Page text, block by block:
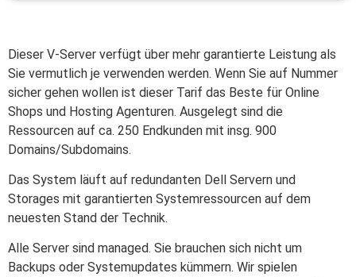
Dieser V-Server verfügt über mehr garantierte Leistung als
Sie vermutlich je verwenden werden. Wenn Sie auf Nummer
sicher gehen wollen ist dieser Tarif das Beste für Online
Shops und Hosting Agenturen. Ausgelegt sind die
Ressourcen auf ca. 250 Endkunden mit insg. 900
Domains/Subdomains.
Das System läuft auf redundanten Dell Servern und
Storages mit garantierten Systemressourcen auf dem
neuesten Stand der Technik.
Alle Server sind managed. Sie brauchen sich nicht um
Backups oder Systemupdates kümmern. Wir spielen